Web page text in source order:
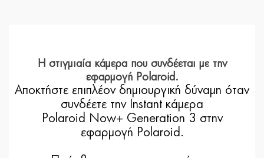
Η στιγμιαία κάμερα που συνδέεται με την
εφαρμογή Polaroid .
Αποκτήστε επιπλέον δημιουργική δύναμη όταν
συνδέετε την Instant κάμερα
Polaroid Now+ Generation 3 στην
εφαρμογή Polaroid.